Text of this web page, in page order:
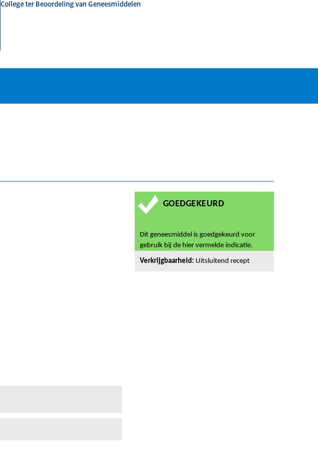
College ter Beoordeling van Geneesmiddelen
GOEDGEKEURD
Dit geneesmiddel is goedgekeurd voor
gebruik bij de hier vermelde indicatie.
Verkrijgbaarheid: Uitsluitend recept